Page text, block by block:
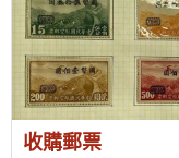
收購郵票